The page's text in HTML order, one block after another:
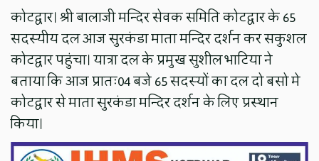
कोटद्वार। श्री बालाजी मन्दिर सेवक समिति कोटद्वार के 65
सदस्यीय दल आज सुरकंडा माता मन्दिर दर्शन कर सकुशल
कोटद्वार पहुंचा। यात्रा दल के प्रमुख सुशील भाटिया ने
बताया कि आज प्रातः04 बजे 65 सदस्यों का दल दो बसो मे
कोटद्वार से माता सुरकंडा मन्दिर दर्शन के लिए प्रस्थान
किया।